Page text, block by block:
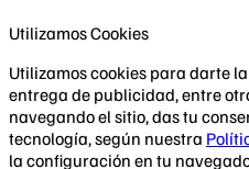
Utilizamos Cookies
Utilizamos cookies para darte
entrega de publicidad, entre
navegando el sitio, das tu
tecnología, según nuestra
la configuración en tu